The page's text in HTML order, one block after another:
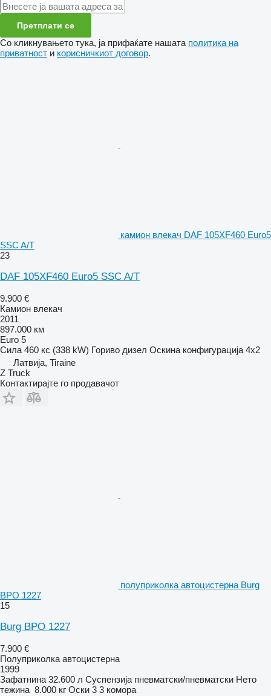
Претплати се
Со кликнувањето тука, ја прифаќате нашата политика на
приватност и корисничкиот договор.
камион влекач DAF 105XF460 Euro5
SSC A/T
23
DAF 105XF460 Euro5 SSC A/T
9.900 €
Камион влекач
2011
897.000 км
Euro 5
Сила 460 кс (338 kW) Гориво дизел Оскина конфигурација 4x2
Латвија, Tiraine
Z Truck
Контактирајте го продавачот
полуприколка автоцистерна Burg
BPO 1227
15
Burg BPO 1227
7.900 €
Полуприколка автоцистерна
1999
Зафатнина 32.600 л Суспензија пневматски/пневматски Нето
тежина 8.000 кг Оски 3 3 комора